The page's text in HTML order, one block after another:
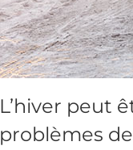
L’hiver peut
problèmes